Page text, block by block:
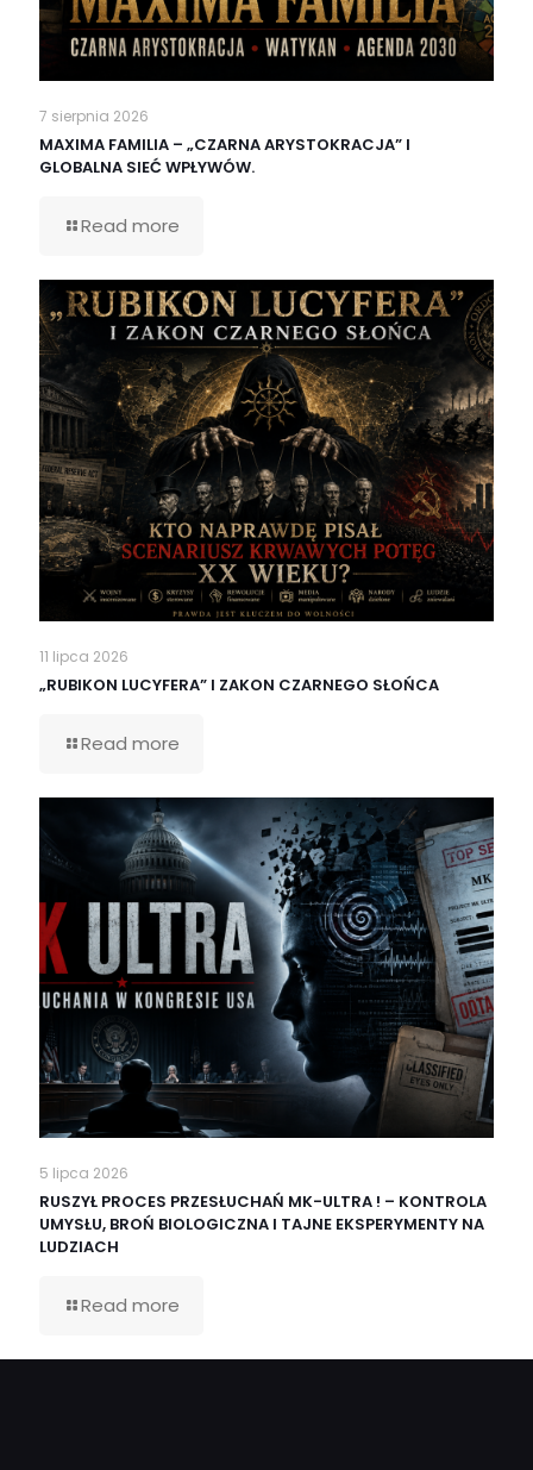
7 sierpnia 2026
MAXIMA FAMILIA – „CZARNA ARYSTOKRACJA” I
GLOBALNA SIEĆ WPŁYWÓW.
Read more
11 lipca 2026
„RUBIKON LUCYFERA” I ZAKON CZARNEGO SŁOŃCA
Read more
5 lipca 2026
RUSZYŁ PROCES PRZESŁUCHAŃ MK-ULTRA ! – KONTROLA
UMYSŁU, BROŃ BIOLOGICZNA I TAJNE EKSPERYMENTY NA
LUDZIACH
Read more